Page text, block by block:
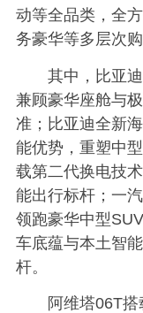
动等全品类，全
务豪华等多层次购
其中，比亚
兼顾豪华座舱与
准；比亚迪全新
能优势，重塑中
载第二代换电技
能出行标杆；一
领跑豪华中型
车底蕴与本土智
杆。
阿维塔06T